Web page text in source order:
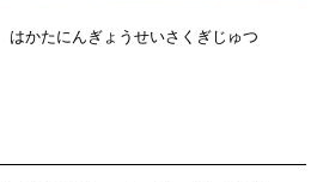
かたにんぎょうせいさくぎじゅつ